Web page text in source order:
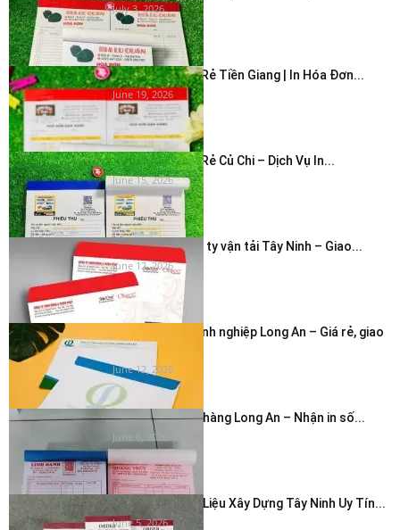
July 3, 2026
In Hóa Đơn Giá Rẻ Tiền Giang | In Hóa Đơn...
June 19, 2026
In Hóa Đơn Giá Rẻ Củ Chi – Dịch Vụ In...
June 15, 2026
In bao thư công ty vận tải Tây Ninh – Giao...
June 12, 2026
In phong bì doanh nghiệp Long An – Giá rẻ, giao
nhanh...
June 12, 2026
In hóa đơn cửa hàng Long An – Nhận in số...
June 6, 2026
In Hóa Đơn Vật Liệu Xây Dựng Tây Ninh Uy Tín...
June 5, 2026